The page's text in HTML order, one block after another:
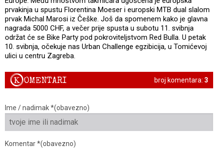
prvakinja u spustu Florentina Moeser i europski MTB dual slalom
prvak Michal Marosi iz Češke. Još da spomenem kako je glavna
nagrada 5000 CHF, a večer prije spusta u subotu 11. svibnja
održat će se Bike Party pod pokroviteljstvom Red Bulla. U petak
10. svibnja, očekuje nas Urban Challenge egzibicija, u Tomićevoj
ulici u centru Zagreba.
broj komentara: 3
KOMENTARI
Ime / nadimak *(obavezno)
Komentar *(obavezno)